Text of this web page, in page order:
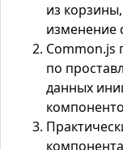
из
изменение
Common.js
по
данных